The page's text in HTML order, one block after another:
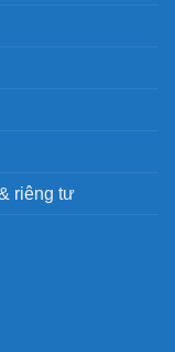
riêng tư